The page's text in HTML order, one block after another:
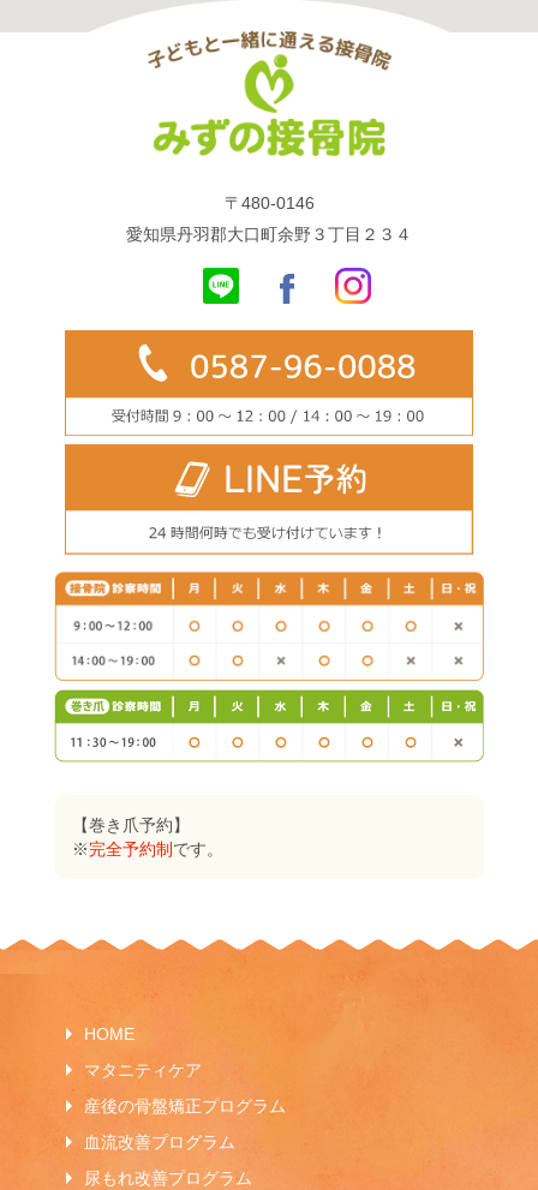
〒480-0146
愛知県丹羽郡大口町余野３丁目２３４
【巻き爪予約】
※完全予約制 です。
HOME
マタニティケア
産後の骨盤矯正プログラム
血流改善プログラム
尿もれ改善プログラム